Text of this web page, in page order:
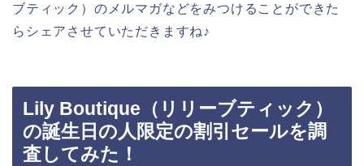
ブティック）のメルマガなどをみつけることができた
らシェアさせていただきますね♪
Lily Boutique（リリーブティック）
の誕生日の人限定の割引セールを調
査してみた！